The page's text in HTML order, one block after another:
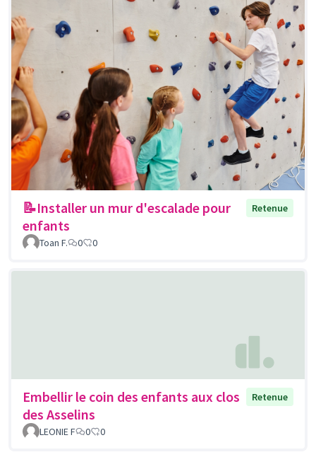
📝Installer un mur d'escalade pour
enfants
Retenue
Toan F. 0 0
Embellir le coin des enfants aux clos
des Asselins
Retenue
LEONIE F 0 0